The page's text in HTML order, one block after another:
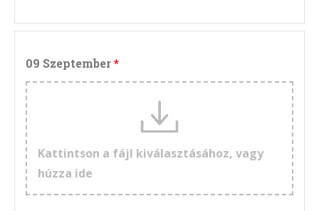
09 Szeptember
Kattintson a fájl kiválasztásához, vagy
húzza ide